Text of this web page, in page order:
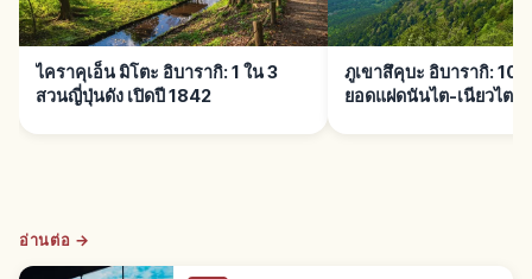
ไคราคุเอ็น มิโตะ อิบารากิ: 1 ใน 3
สวนญี่ปุ่นดัง เปิดปี 1842
ภูเขาสึคุบะ อิบารากิ: 100
ยอดแฝดนันไต-เนียวไต
อ่านต่อ →